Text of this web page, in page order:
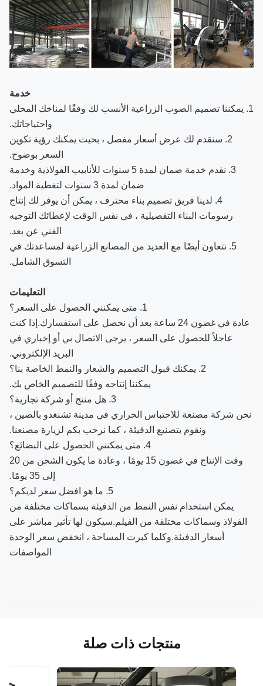
خدمة
1. يمكننا تصميم الصوب الزراعية الأنسب لك وفقًا لمناخك المحلي
واحتياجاتك.
2. سنقدم لك عرض أسعار مفصل ، بحيث يمكنك رؤية تكوين
السعر بوضوح.
3. نقدم خدمة ضمان لمدة 5 سنوات للأنابيب الفولاذية وخدمة
ضمان لمدة 3 سنوات لتغطية المواد.
4. لدينا فريق تصميم بناء محترف ، يمكن أن يوفر لك إنتاج
رسومات البناء التفصيلية ، في نفس الوقت لإعطائك التوجيه
الفني عن بعد.
5. نتعاون أيضًا مع العديد من المصانع الزراعية لمساعدتك في
التسوق الشامل.
التعليمات
1. متى يمكنني الحصول على السعر؟
عادة في غضون 24 ساعة بعد أن نحصل على استفسارك.إذا كنت
عاجلاً للحصول على السعر ، يرجى الاتصال بي أو إخباري في
البريد الإلكتروني.
2. يمكنك قبول التصميم والشعار والنمط الخاصة بنا؟
يمكننا إنتاجه وفقًا للتصميم الخاص بك.
3. هل منتج أو شركة تجارية؟
نحن شركة مصنعة للاحتباس الحراري في مدينة تشنغدو بالصين ،
ونقوم بتصنيع الدفيئة ، كما نرحب بكم لزيارة مصنعنا.
4. متى يمكنني الحصول على البضائع؟
وقت الإنتاج في غضون 15 يومًا ، وعادة ما يكون الشحن من 20
إلى 35 يومًا.
5. ما هو افضل سعر لديكم؟
يمكن استخدام نفس النمط من الدفيئة بسماكات مختلفة من
الفولاذ وسماكات مختلفة من الفيلم.سيكون لها تأثير مباشر على
أسعار الدفيئة.وكلما كبرت المساحة ، انخفض سعر الوحدة
المواصفات
منتجات ذات صلة